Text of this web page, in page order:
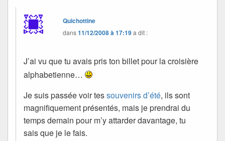
Quichottine
dans11/12/2008 à 17:19a dit :
J’ai vu que tu avais pris ton billet pour la croisière
alphabetienne…
Je suis passée voir tessouvenirs d’été, ils sont
magnifiquement présentés, mais je prendrai du
temps demain pour m’y attarder davantage, tu
sais que je le fais.